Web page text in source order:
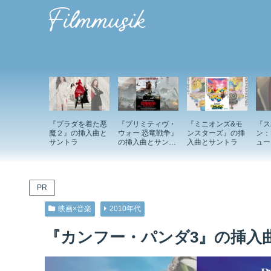
『プラダを着た悪
魔２』の挿入曲と
サントラ
『プリミティヴ・
ウォー 恐竜戦争』
の挿入曲とサント
『ミニオンズ&モ
ンスターズ』の挿
入曲とサントラ
『
ン
ュ
PR
映画×音楽 2010年代
『カンフー・パンダ3』の挿入